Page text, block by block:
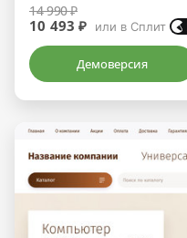
14 990 ₽
10 493 ₽ или в Сплит
Демоверсия